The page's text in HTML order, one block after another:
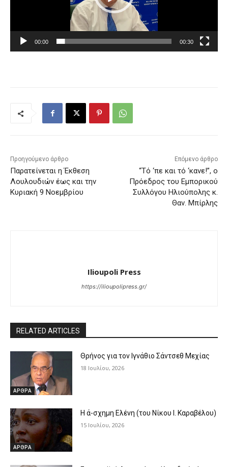
μ
ω
γ
ή
00:00 00:30
Προηγούμενο άρθρο
Παρατείνεται η Έκθεση
Λουλουδιών έως και την
Κυριακή 9 Νοεμβρίου
Επόμενο άρθρο
“Τό ‘πε και τό ‘κανε!”, ο
Πρόεδρος του Εμπορικού
Συλλόγου Ηλιούπολης κ.
Θαν. Μπίρλης
Ilioupoli Press
https://ilioupolipress.gr/
RELATED ARTICLES
ΑΡΘΡΑ
Θρήνος για τον Ιγνάθιο Σάντσεθ Μεχίας
18 Ιουλίου, 2026
ΑΡΘΡΑ
Η ά-σχημη Ελένη (του Νίκου Ι. Καραβέλου)
15 Ιουλίου, 2026